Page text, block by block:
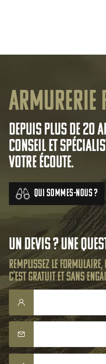
Armurerie
Depuis plus de 20
conseil et
votre écoute.
Qui sommes-nous ?
Un devis ? Une
Remplissez le
C'est gratuit et sans